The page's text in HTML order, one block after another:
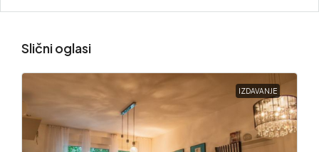
Slični oglasi
IZDAVANJE